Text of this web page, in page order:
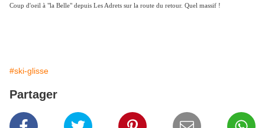
Coup d'oeil à "la Belle" depuis Les Adrets sur la route du retour. Quel massif !
#ski-glisse
Partager